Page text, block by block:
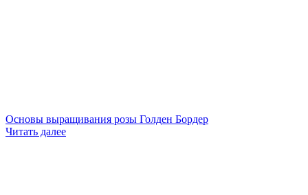
Основы выращивания розы Голден Бордер
Читать далее